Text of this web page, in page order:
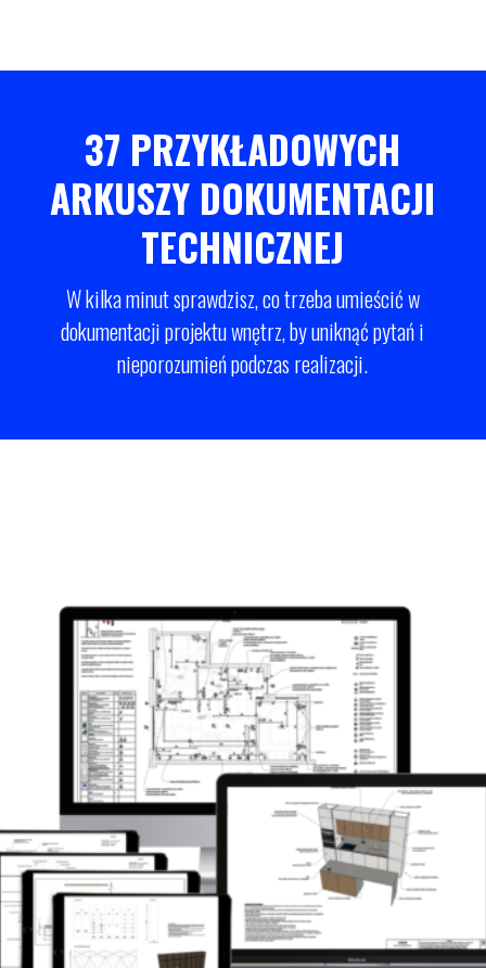
37 PRZYKŁADOWYCH
ARKUSZY DOKUMENTACJI
TECHNICZNEJ
W kilka minut sprawdzisz, co trzeba umieścić w
dokumentacji projektu wnętrz, by uniknąć pytań i
nieporozumień podczas realizacji.